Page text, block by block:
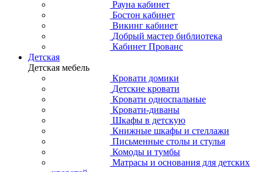
Рауна кабинет
Бостон кабинет
Викинг кабинет
Добрый мастер библиотека
Кабинет Прованс
Детская
Детская мебель
Кровати домики
Детские кровати
Кровати односпальные
Кровати-диваны
Шкафы в детскую
Книжные шкафы и стеллажи
Письменные столы и стулья
Комоды и тумбы
Матрасы и основания для детских